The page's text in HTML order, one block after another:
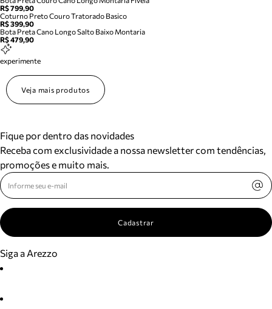
R$ 799,90
Coturno Preto Couro Tratorado Basico
R$ 399,90
Bota Preta Cano Longo Salto Baixo Montaria
R$ 479,90
experimente
Veja mais produtos
Fique por dentro das novidades
Receba com exclusividade a nossa newsletter com tendências,
promoções e muito mais.
Cadastrar
Siga a Arezzo